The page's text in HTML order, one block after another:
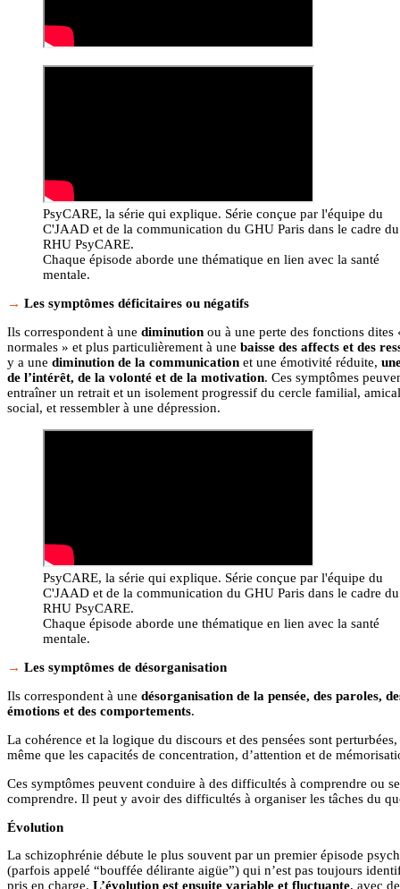
PsyCARE, la série qui explique. Série conçue par l'équipe du
C'JAAD et de la communication du GHU Paris dans le cadre du
RHU PsyCARE.
Chaque épisode aborde une thématique en lien avec la santé
mentale.
Les symptômes déficitaires ou négatifs
Ils correspondent à une diminution ou à une perte des fonctions dites
normales » et plus particulièrement à une baisse des affects et des
y a une diminution de la communication et une émotivité réduite,
de l’intérêt, de la volonté et de la motivation. Ces symptômes
entraîner un retrait et un isolement progressif du cercle familial,
social, et ressembler à une dépression.
PsyCARE, la série qui explique. Série conçue par l'équipe du
C'JAAD et de la communication du GHU Paris dans le cadre du
RHU PsyCARE.
Chaque épisode aborde une thématique en lien avec la santé
mentale.
Les symptômes de désorganisation
Ils correspondent à une désorganisation de la pensée, des paroles,
émotions et des comportements.
La cohérence et la logique du discours et des pensées sont perturbées,
même que les capacités de concentration, d’attention et de
Ces symptômes peuvent conduire à des difficultés à comprendre ou
comprendre. Il peut y avoir des difficultés à organiser les tâches du
Évolution
La schizophrénie débute le plus souvent par un premier épisode
(parfois appelé “bouffée délirante aigüe”) qui n’est pas toujours
pris en charge. L’évolution est ensuite variable et fluctuante, avec